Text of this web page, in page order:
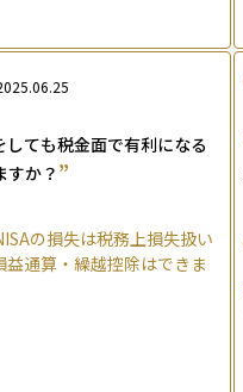
しても税金面で有利になる
すか？ ”
の損失は税務上損失扱い
益通算・繰越控除はできま